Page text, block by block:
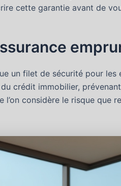
cette garantie avant de
un filet de sécurité pour
crédit immobilier,
l’on considère le risque que